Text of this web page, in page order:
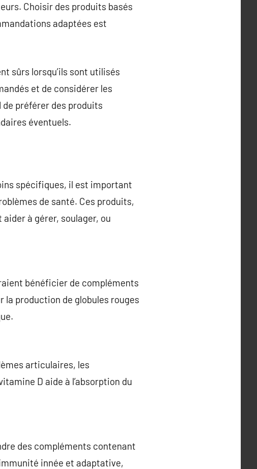
Choisir des produits basés
adaptées est
sûrs lorsqu’ils sont utilisés
et de considérer les
préférer des produits
éventuels.
spécifiques, il est important
de santé. Ces produits,
à gérer, soulager, ou
bénéficier de compléments
la production de globules rouges
articulaires, les
D aide à l’absorption du
des compléments contenant
innée et adaptative,